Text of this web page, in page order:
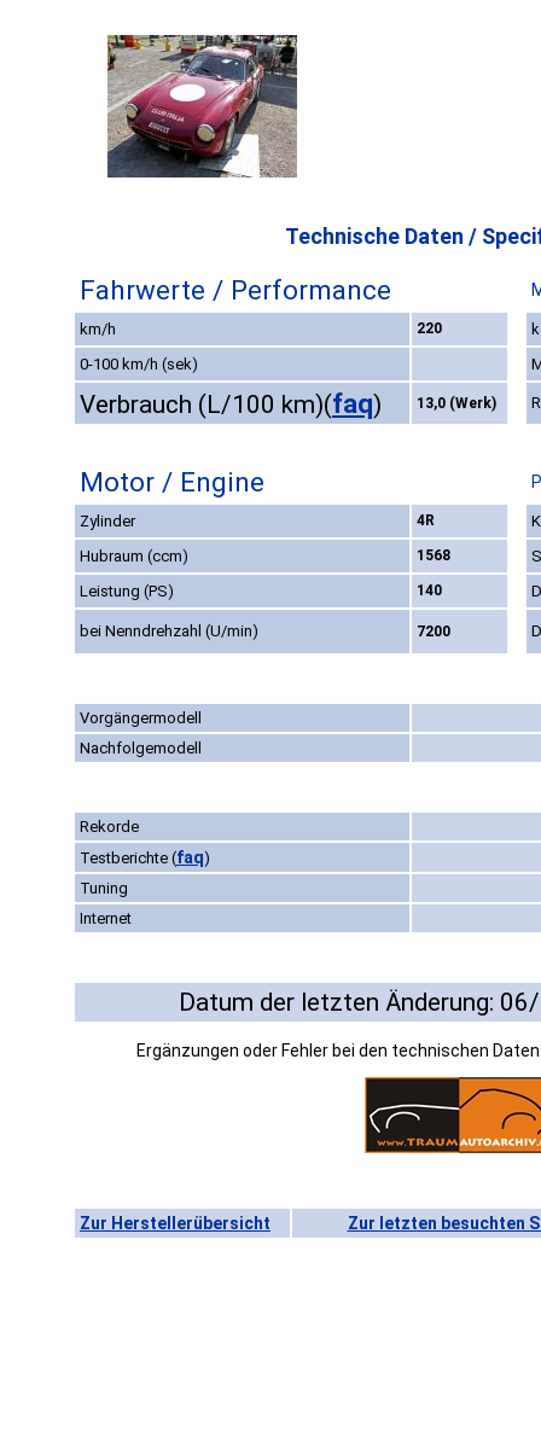
Technische Daten /
Fahrwerte / Performance
km/h 220
0-100 km/h (sek)
Verbrauch (L/100 km)(faq) 13,0 (Werk)
Motor / Engine
Zylinder 4R
Hubraum (ccm)
1568
Leistung (PS)
140
bei Nenndrehzahl (U/min) 7200
Vorgängermodell
Nachfolgemodell
Rekorde
Testberichte (faq)
Tuning
Internet
Datum der letzten Änderung:
Ergänzungen oder Fehler bei den technischen
Zur Herstellerübersicht Zur letzten besuchten